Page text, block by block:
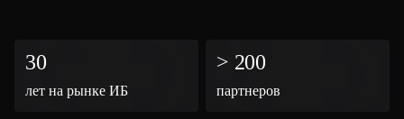
30
лет на рынке ИБ
> 200
партнеров